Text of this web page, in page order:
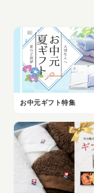
お中元ギフト特集